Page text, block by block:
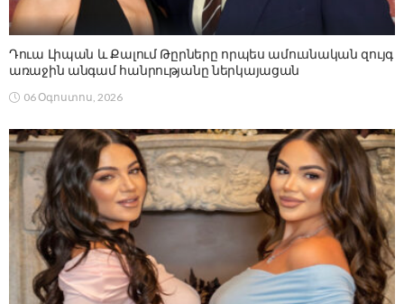
Դուա Լիպան և Քալում Թըրները որպես ամուսնական զույգ
առաջին անգամ հանրությանը ներկայացան
06 Օգոստոս, 2026